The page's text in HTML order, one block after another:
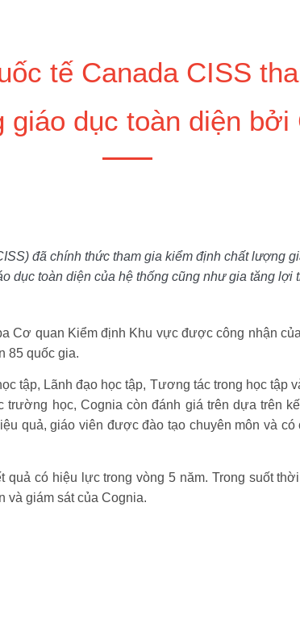
tế Canada CISS
giáo dục toàn diện bởi
đã chính thức tham gia kiểm định chất lượng
dục toàn diện của hệ thống cũng như gia tăng lợi
Cơ quan Kiểm định Khu vực được công nhận
85 quốc gia.
tập, Lãnh đạo học tập, Tương tác trong học tập
học, Cognia còn đánh giá trên dựa trên
quả, giáo viên được đào tạo chuyên môn và
quả có hiệu lực trong vòng 5 năm. Trong suốt
và giám sát của Cognia.